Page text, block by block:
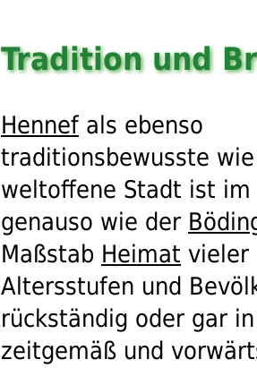
Tradition und
Hennef als ebenso
traditionsbewusste wie
weltoffene Stadt ist im
genauso wie der
Maßstab Heimat vieler
Altersstufen und
rückständig oder gar
zeitgemäß und